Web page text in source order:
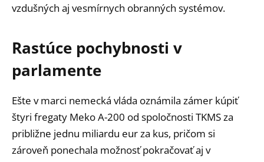
vzdušných aj vesmírnych obranných systémov.
Rastúce pochybnosti v
parlamente
Ešte v marci nemecká vláda oznámila zámer kúpiť
štyri fregaty Meko A-200 od spoločnosti TKMS za
približne jednu miliardu eur za kus, pričom si
zároveň ponechala možnosť pokračovať aj v